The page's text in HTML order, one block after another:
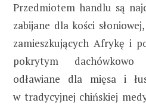
Przedmiotem handlu są
zabijane dla kości
zamieszkujących Afrykę i
pokrytym dachówkowo
odławiane dla mięsa i
w tradycyjnej chińskiej